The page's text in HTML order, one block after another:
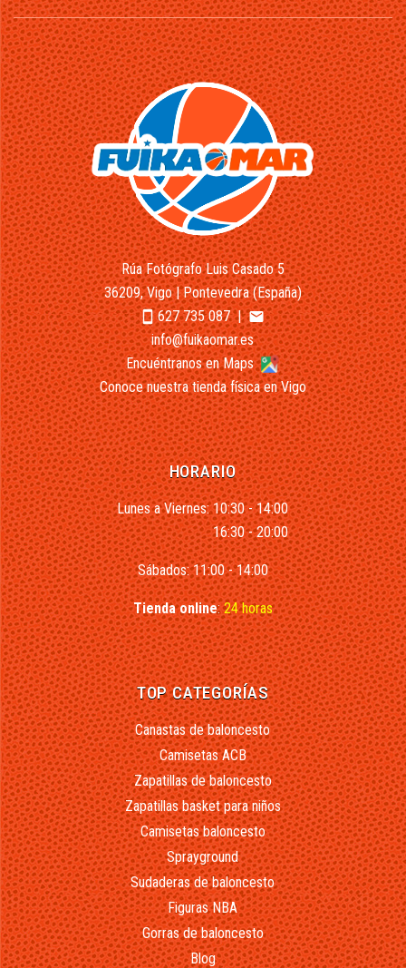
Rúa Fotógrafo Luis Casado 5
36209, Vigo | Pontevedra (España)
smartphone627 735 087|email
info@fuikaomar.es
Encuéntranos en Maps
Conoce nuestra tienda física en Vigo
HORARIO
Lunes a Viernes: 10:30 - 14:00
16:30 - 20:00
Sábados: 11:00 - 14:00
Tienda online:24 horas
TOP CATEGORÍAS
Canastas de baloncesto
Camisetas ACB
Zapatillas de baloncesto
Zapatillas basket para niños
Camisetas baloncesto
Sprayground
Sudaderas de baloncesto
Figuras NBA
Gorras de baloncesto
Blog